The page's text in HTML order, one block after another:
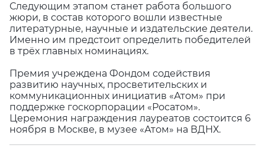
Следующим этапом станет работа большого
жюри, в состав которого вошли известные
литературные, научные и издательские деятели.
Именно им предстоит определить победителей
в трёх главных номинациях.
Премия учреждена Фондом содействия
развитию научных, просветительских и
коммуникационных инициатив «Атом» при
поддержке госкорпорации «Росатом».
Церемония награждения лауреатов состоится 6
ноября в Москве, в музее «Атом» на ВДНХ.